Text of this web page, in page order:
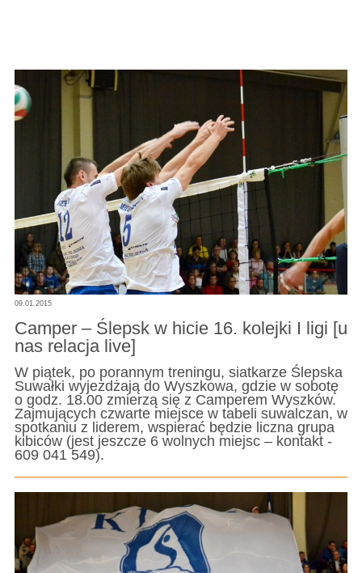
09.01.2015
Camper – Ślepsk w hicie 16. kolejki I ligi [u
nas relacja live]
W piątek, po porannym treningu, siatkarze Ślepska
Suwałki wyjeżdżają do Wyszkowa, gdzie w sobotę
o godz. 18.00 zmierzą się z Camperem Wyszków.
Zajmujących czwarte miejsce w tabeli suwalczan, w
spotkaniu z liderem, wspierać będzie liczna grupa
kibiców (jest jeszcze 6 wolnych miejsc – kontakt -
609 041 549).